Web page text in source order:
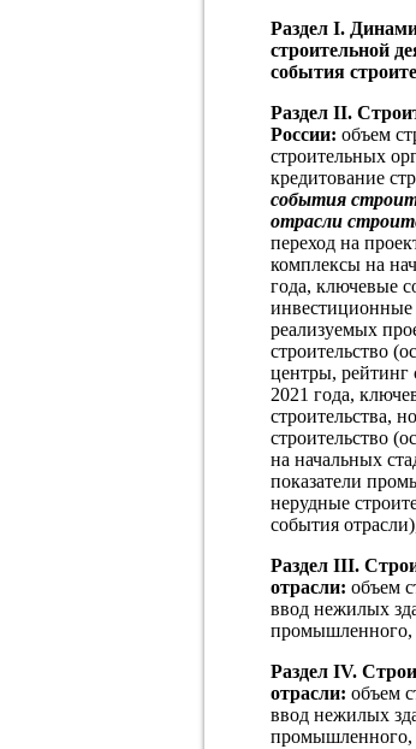
Раздел I.
строительной
события
Раздел II.
России: объем
строительных
кредитование
события
отрасли
переход на
комплексы на
года, ключевые
инвестиционные
реализуемых
строительство
центры, рейтинг
2021 года,
строительства,
строительство
на начальных
показатели
нерудные
события
Раздел III.
отрасли: объем
ввод нежилых
промышленного,
Раздел IV.
отрасли: объем
ввод нежилых
промышленного,